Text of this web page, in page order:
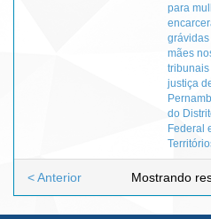
para
grávidas
mães
tribunais
justiça
do
Federal
Mostrando
< Anterior